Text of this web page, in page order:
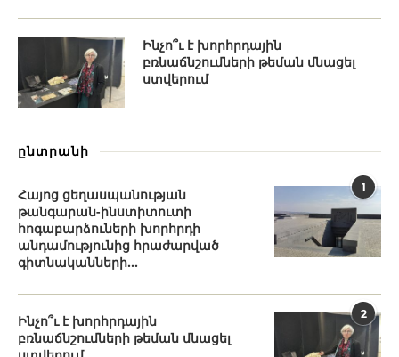
Ինչո՞ւ է խորհրդային
բռնաճնշումների թեման մնացել
ստվերում
ընտրանի
1
Հայոց ցեղասպանության
թանգարան-ինստիտուտի
հոգաբարձուների խորհրդի
անդամությունից հրաժարված
գիտնականների...
2
Ինչո՞ւ է խորհրդային
բռնաճնշումների թեման մնացել